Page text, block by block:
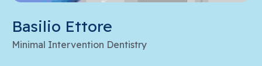
Basilio Ettore
Minimal Intervention Dentistry